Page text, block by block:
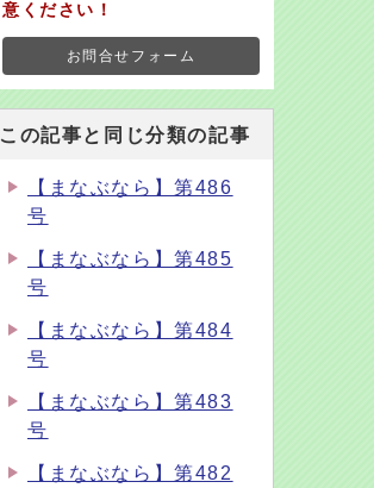
意ください！
お問合せフォーム
この記事と同じ分類の記事
【まなぶなら】第486
号
【まなぶなら】第485
号
【まなぶなら】第484
号
【まなぶなら】第483
号
【まなぶなら】第482